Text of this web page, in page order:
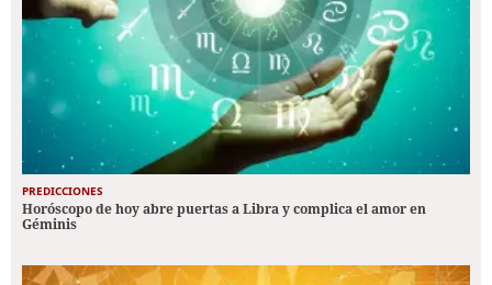
PREDICCIONES
Horóscopo de hoy abre puertas a Libra y complica el amor en
Géminis